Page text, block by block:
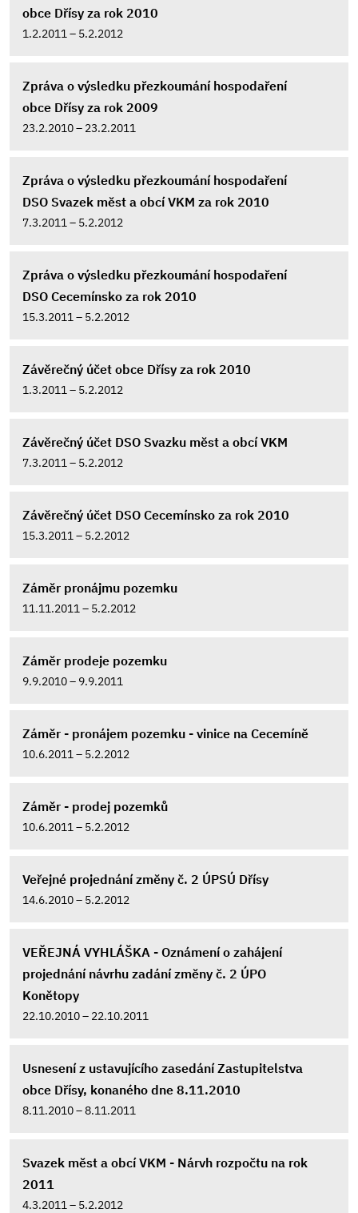
obce Dřísy za rok 2010
1.2.2011 – 5.2.2012
Zpráva o výsledku přezkoumání hospodaření
obce Dřísy za rok 2009
23.2.2010 – 23.2.2011
Zpráva o výsledku přezkoumání hospodaření
DSO Svazek měst a obcí VKM za rok 2010
7.3.2011 – 5.2.2012
Zpráva o výsledku přezkoumání hospodaření
DSO Cecemínsko za rok 2010
15.3.2011 – 5.2.2012
Závěrečný účet obce Dřísy za rok 2010
1.3.2011 – 5.2.2012
Závěrečný účet DSO Svazku měst a obcí VKM
7.3.2011 – 5.2.2012
Závěrečný účet DSO Cecemínsko za rok 2010
15.3.2011 – 5.2.2012
Záměr pronájmu pozemku
11.11.2011 – 5.2.2012
Záměr prodeje pozemku
9.9.2010 – 9.9.2011
Záměr - pronájem pozemku - vinice na Cecemíně
10.6.2011 – 5.2.2012
Záměr - prodej pozemků
10.6.2011 – 5.2.2012
Veřejné projednání změny č. 2 ÚPSÚ Dřísy
14.6.2010 – 5.2.2012
VEŘEJNÁ VYHLÁŠKA - Oznámení o zahájení
projednání návrhu zadání změny č. 2 ÚPO
Konětopy
22.10.2010 – 22.10.2011
Usnesení z ustavujícího zasedání Zastupitelstva
obce Dřísy, konaného dne 8.11.2010
8.11.2010 – 8.11.2011
Svazek měst a obcí VKM - Nárvh rozpočtu na rok
2011
4.3.2011 – 5.2.2012